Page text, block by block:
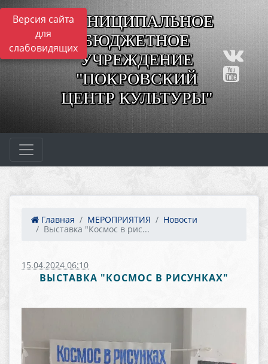
Версия сайта
для
слабовидящих
МУНИЦИПАЛЬНОЕ
БЮДЖЕТНОЕ
УЧРЕЖДЕНИЕ
"ПОКРОВСКИЙ
ЦЕНТР КУЛЬТУРЫ"
Главная МЕРОПРИЯТИЯ
Новости
Выставка "Космос в рис...
15.04.2024 06:10
ВЫСТАВКА "КОСМОС В РИСУНКАХ"